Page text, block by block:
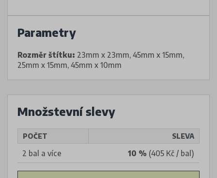
Parametry
Rozměr štítku: 23mm x 23mm, 45mm x 15mm,
25mm x 15mm, 45mm x 10mm
Množstevní slevy
POČET SLEVA
2 bal a více 10 % (405 Kč / bal)